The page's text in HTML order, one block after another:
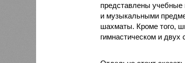
представлены учебные
и музыкальными
шахматы. Кроме того,
гимнастическом и двух